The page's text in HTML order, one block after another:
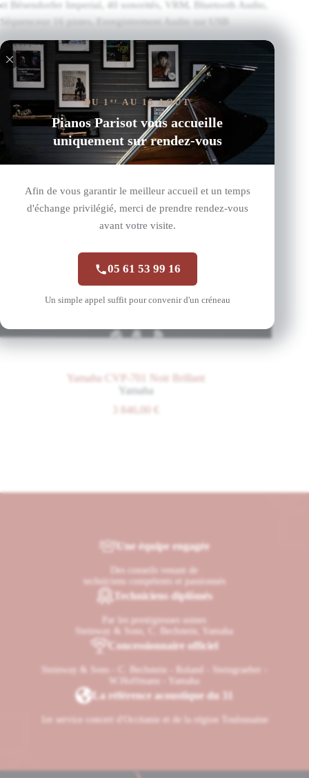
DU 1 er AU 15 AOÛT
Pianos Parisot vous accueille
uniquement sur rendez-vous
Afin de vous garantir le meilleur accueil et un temps
d'échange privilégié, merci de prendre rendez-vous
avant votre visite.
05 61 53 99 16
Un simple appel suffit pour convenir d'un créneau
et Bésendorfer Imperial, 40 sonorités, VRM, Bluetooth Audio,
Séquenceur 16 pistes, Enregistrement Audio sur USB
Lire plus
Produits similaires
Yamaha CVP-701 Noir Brillant
Yamaha
3 846,00
€
Une équipe engagée
Des conseils venant de
techniciens compétents et passionnés
Techniciens diplômés
Par les prestigieuses usines
Steinway & Sons, C. Bechstein, Yamaha
Concessionnaire officiel
Steinway & Sons - C. Bechstein - Roland - Steingraeber -
W.Hoffmann - Yamaha
La référence acoustique du 31
1er service concert d'Occitanie et de la région Toulousaine